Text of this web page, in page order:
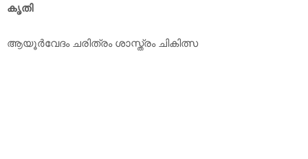
കൃതി
ആയൂര്‍വേദം ചരിത്രം ശാസ്ത്രം ചികിത്സ